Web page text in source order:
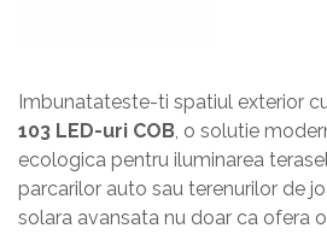
Imbunatateste-ti spatiul exterior
103 LED-uri COB, o solutie
ecologica pentru iluminarea
parcarilor auto sau terenurilor de
solara avansata nu doar ca ofera